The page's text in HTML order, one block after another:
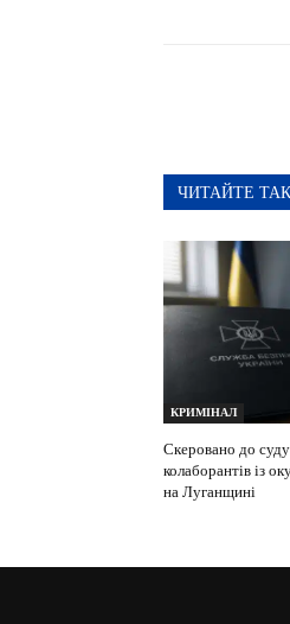
ЧИТАЙТЕ
КРИМІНАЛ
Скеровано до
колаборантів із
на Луганщині